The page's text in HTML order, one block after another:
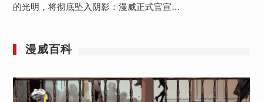
的光明，将彻底坠入阴影：漫威正式官宣…
漫威百科